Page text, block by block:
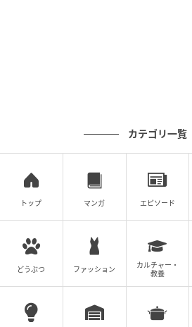
カテゴリ一覧
トップ マンガ エピソード
どうぶつ ファッション
カルチャー・
教養